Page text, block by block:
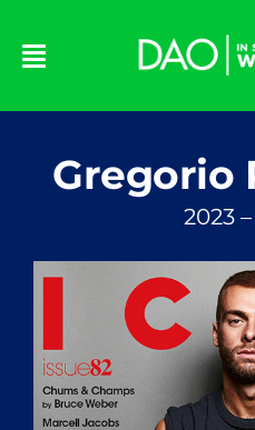
content
Gregorio
2023 –